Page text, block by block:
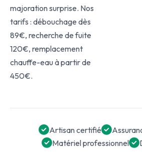
majoration surprise. Nos
tarifs : débouchage dès
89€, recherche de fuite
120€, remplacement
chauffe-eau à partir de
450€.
Artisan certifié
Matériel professionnel